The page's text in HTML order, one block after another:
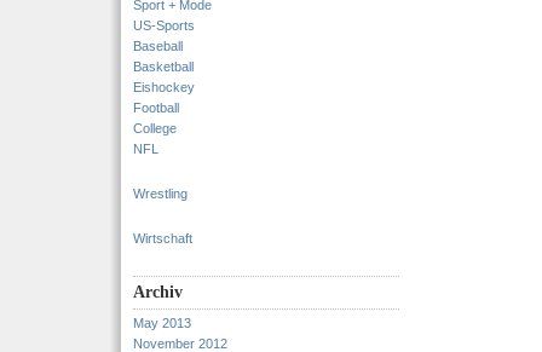
Sport + Mode
US-Sports
Baseball
Basketball
Eishockey
Football
College
NFL
Wrestling
Wirtschaft
Archiv
May 2013
November 2012